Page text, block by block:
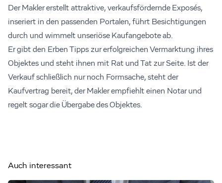
Der Makler erstellt attraktive, verkaufsfördernde Exposés,
inseriert in den passenden Portalen, führt Besichtigungen
durch und wimmelt unseriöse Kaufangebote ab.
Er gibt den Erben Tipps zur erfolgreichen Vermarktung ihres
Objektes und steht ihnen mit Rat und Tat zur Seite. Ist der
Verkauf schließlich nur noch Formsache, steht der
Kaufvertrag bereit, der Makler empfiehlt einen Notar und
regelt sogar die Übergabe des Objektes.
Auch interessant